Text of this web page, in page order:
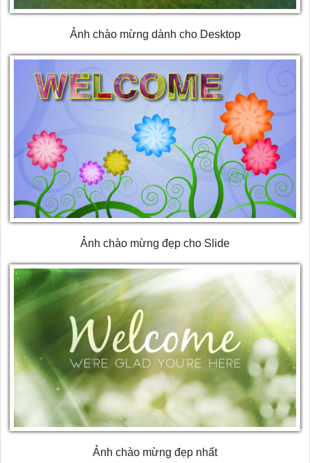
Ảnh chào mừng dành cho Desktop
Ảnh chào mừng đẹp cho Slide
Ảnh chào mừng đẹp nhất